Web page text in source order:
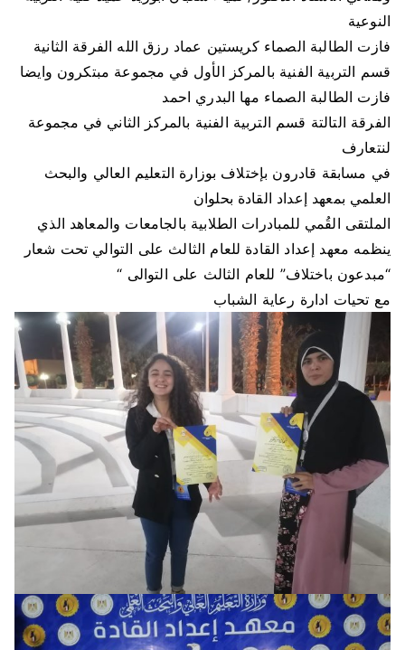
النوعية
فازت الطالبة الصماء كريستين عماد رزق الله الفرقة الثانية
قسم التربية الفنية بالمركز الأول في مجموعة مبتكرون وايضا
فازت الطالبة الصماء مها البدري احمد
الفرقة التالتة قسم التربية الفنية بالمركز الثاني في مجموعة
لنتعارف
في مسابقة قادرون بإختلاف بوزارة التعليم العالي والبحث
العلمي بمعهد إعداد القادة بحلوان
الملتقى القُمي للمبادرات الطلابية بالجامعات والمعاهد الذي
ينظمه معهد إعداد القادة للعام الثالث على التوالي تحت شعار
“مبدعون باختلاف” للعام الثالث على التوالى “
مع تحيات ادارة رعاية الشباب